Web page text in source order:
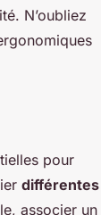
N’oubliez
pour
différentes
associer un